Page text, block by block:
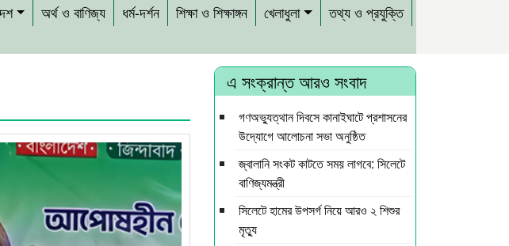
অর্থ ও বাণিজ্য ধর্ম-দর্শন শিক্ষা ও শিক্ষাঙ্গন খেলাধুলা
তথ্য ও প্রযুক্তি
এ সংক্রান্ত আরও সংবাদ
গণঅভ্যুত্থান দিবসে কানাইঘাটে প্রশাসনের
উদ্যোগে আলোচনা সভা অনুষ্ঠিত
জ্বালানি সংকট কাটতে সময় লাগবে: সিলেটে
বাণিজ্যমন্ত্রী
সিলেটে হামের উপসর্গ নিয়ে আরও ২ শিশুর
মৃত্যু